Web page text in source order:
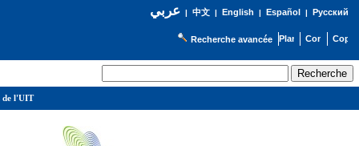
عربي| 中文| English | Español | Русский
Recherche avancée
de l'UIT